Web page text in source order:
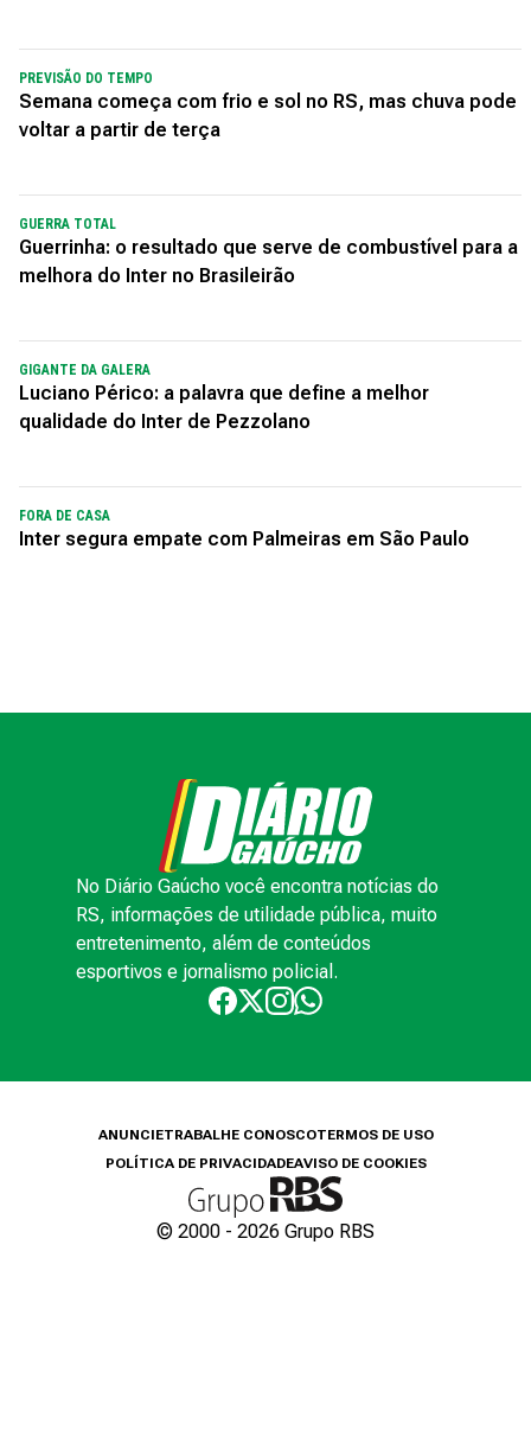
PREVISÃO DO TEMPO
Semana começa com frio e sol no RS, mas chuva pode
voltar a partir de terça
GUERRA TOTAL
Guerrinha: o resultado que serve de combustível para a
melhora do Inter no Brasileirão
GIGANTE DA GALERA
Luciano Périco: a palavra que define a melhor
qualidade do Inter de Pezzolano
FORA DE CASA
Inter segura empate com Palmeiras em São Paulo
No Diário Gaúcho você encontra notícias do
RS, informações de utilidade pública, muito
entretenimento, além de conteúdos
esportivos e jornalismo policial.
ANUNCIETRABALHE CONOSCOTERMOS DE USO
POLÍTICA DE PRIVACIDADEAVISO DE COOKIES
© 2000 - 2026 Grupo RBS